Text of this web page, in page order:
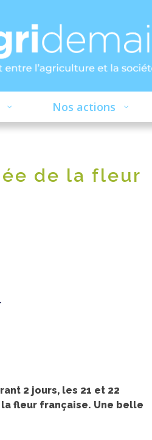
Nos actions
de la fleur
2 jours, les 21 et 22
fleur française. Une belle